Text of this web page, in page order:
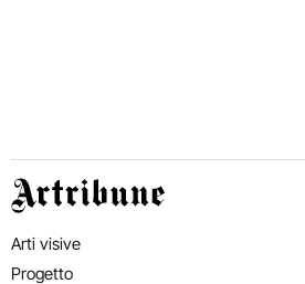
Artribune
Arti visive
Progetto